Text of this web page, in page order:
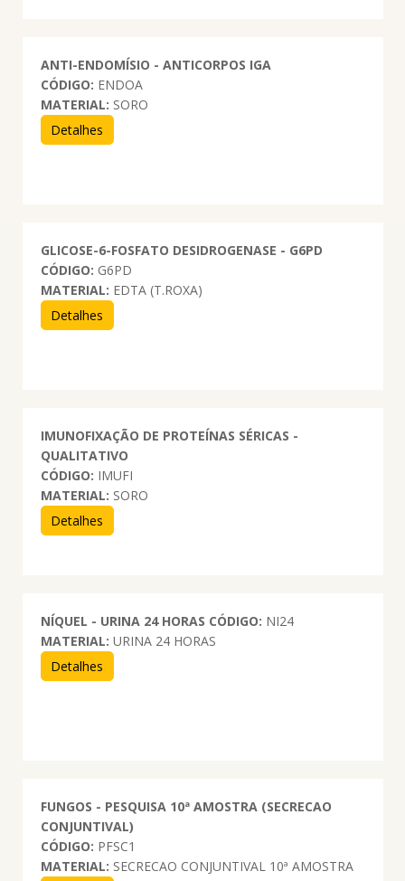
ANTI-ENDOMÍSIO - ANTICORPOS IGA
CÓDIGO: ENDOA
MATERIAL: SORO
Detalhes
GLICOSE-6-FOSFATO DESIDROGENASE - G6PD
CÓDIGO: G6PD
MATERIAL: EDTA (T.ROXA)
Detalhes
IMUNOFIXAÇÃO DE PROTEÍNAS SÉRICAS -
QUALITATIVO
CÓDIGO: IMUFI
MATERIAL: SORO
Detalhes
NÍQUEL - URINA 24 HORAS CÓDIGO: NI24
MATERIAL: URINA 24 HORAS
Detalhes
FUNGOS - PESQUISA 10ª AMOSTRA (SECRECAO
CONJUNTIVAL)
CÓDIGO: PFSC1
MATERIAL: SECRECAO CONJUNTIVAL 10ª AMOSTRA